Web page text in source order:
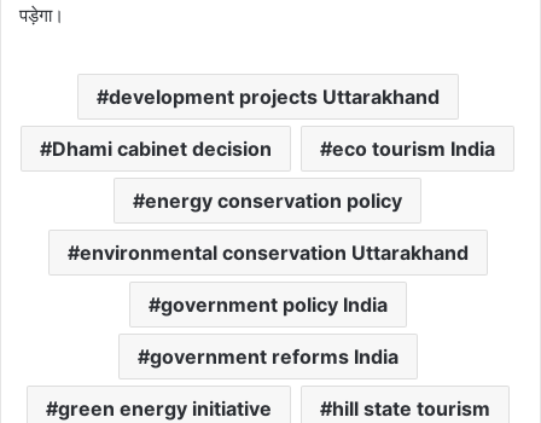
पड़ेगा।
development projects Uttarakhand
Dhami cabinet decision eco tourism India
energy conservation policy
environmental conservation Uttarakhand
government policy India
government reforms India
green energy initiative hill state tourism